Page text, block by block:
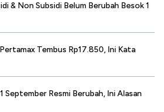
& Non Subsidi Belum Berubah Besok 1
Tembus Rp17.850, Ini Kata
September Resmi Berubah, Ini Alasan